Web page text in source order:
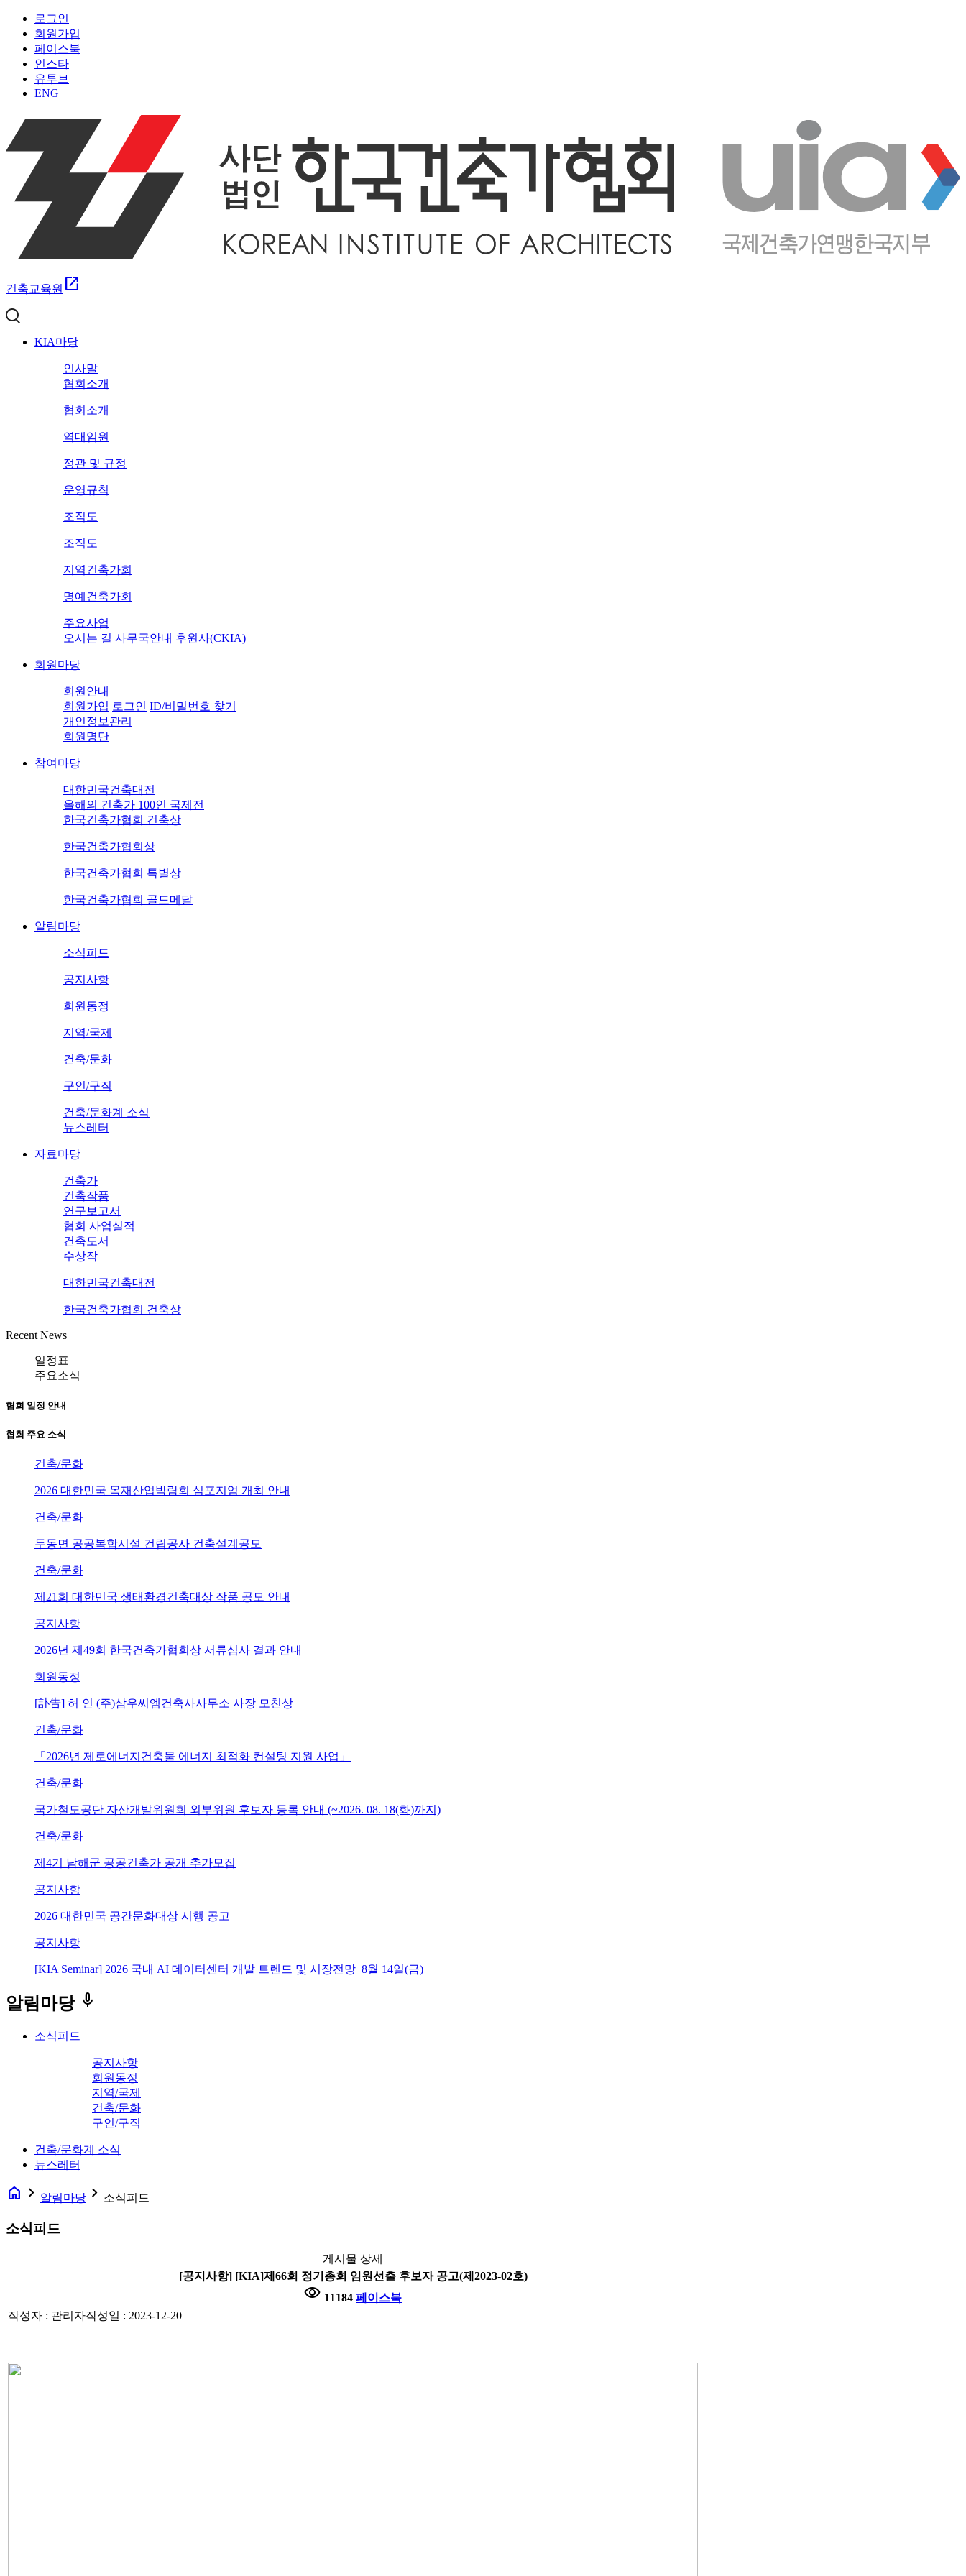
로그인
회원가입
페이스북
인스타
유투브
ENG
건축교육원 open_in_new
KIA마당
인사말
협회소개
협회소개
역대임원
정관 및 규정
운영규칙
조직도
조직도
지역건축가회
명예건축가회
주요사업
오시는 길 사무국안내 후원사(CKIA)
회원마당
회원안내
회원가입 로그인 ID/비밀번호 찾기
개인정보관리
회원명단
참여마당
대한민국건축대전
올해의 건축가 100인 국제전
한국건축가협회 건축상
한국건축가협회상
한국건축가협회 특별상
한국건축가협회 골드메달
알림마당
소식피드
공지사항
회원동정
지역/국제
건축/문화
구인/구직
건축/문화계 소식
뉴스레터
자료마당
건축가
건축작품
연구보고서
협회 사업실적
건축도서
수상작
대한민국건축대전
한국건축가협회 건축상
Recent News
일정표
주요소식
협회 일정 안내
협회 주요 소식
건축/문화
2026 대한민국 목재산업박람회 심포지엄 개최 안내
건축/문화
두동면 공공복합시설 건립공사 건축설계공모
건축/문화
제21회 대한민국 생태환경건축대상 작품 공모 안내
공지사항
2026년 제49회 한국건축가협회상 서류심사 결과 안내
회원동정
[訃告] 허 인 (주)삼우씨엠건축사사무소 사장 모친상
건축/문화
「2026년 제로에너지건축물 에너지 최적화 컨설팅 지원 사업」
건축/문화
국가철도공단 자산개발위원회 외부위원 후보자 등록 안내 (~2026. 08. 18(화)까지)
건축/문화
제4기 남해군 공공건축가 공개 추가모집
공지사항
2026 대한민국 공간문화대상 시행 공고
공지사항
[KIA Seminar] 2026 국내 AI 데이터센터 개발 트렌드 및 시장전망_8월 14일(금)
알림마당 keyboard_voice
소식피드
공지사항
회원동정
지역/국제
건축/문화
구인/구직
건축/문화계 소식
뉴스레터
home navigate_next 알림마당 navigate_next 소식피드
소식피드
게시물 상세
[공지사항] [KIA]제66회 정기총회 임원선출 후보자 공고(제2023-02호)
visibility 11184 페이스북
작성자 : 관리자작성일 : 2023-12-20